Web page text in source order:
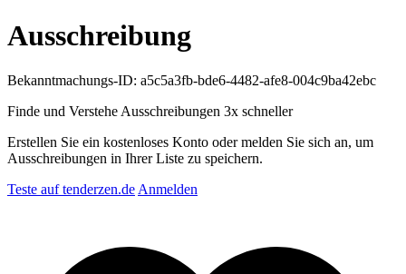
Ausschreibung
Bekanntmachungs-ID: a5c5a3fb-bde6-4482-afe8-004c9ba42ebc
Finde und Verstehe Ausschreibungen 3x schneller
Erstellen Sie ein kostenloses Konto oder melden Sie sich an, um
Ausschreibungen in Ihrer Liste zu speichern.
Teste auf tenderzen.de Anmelden